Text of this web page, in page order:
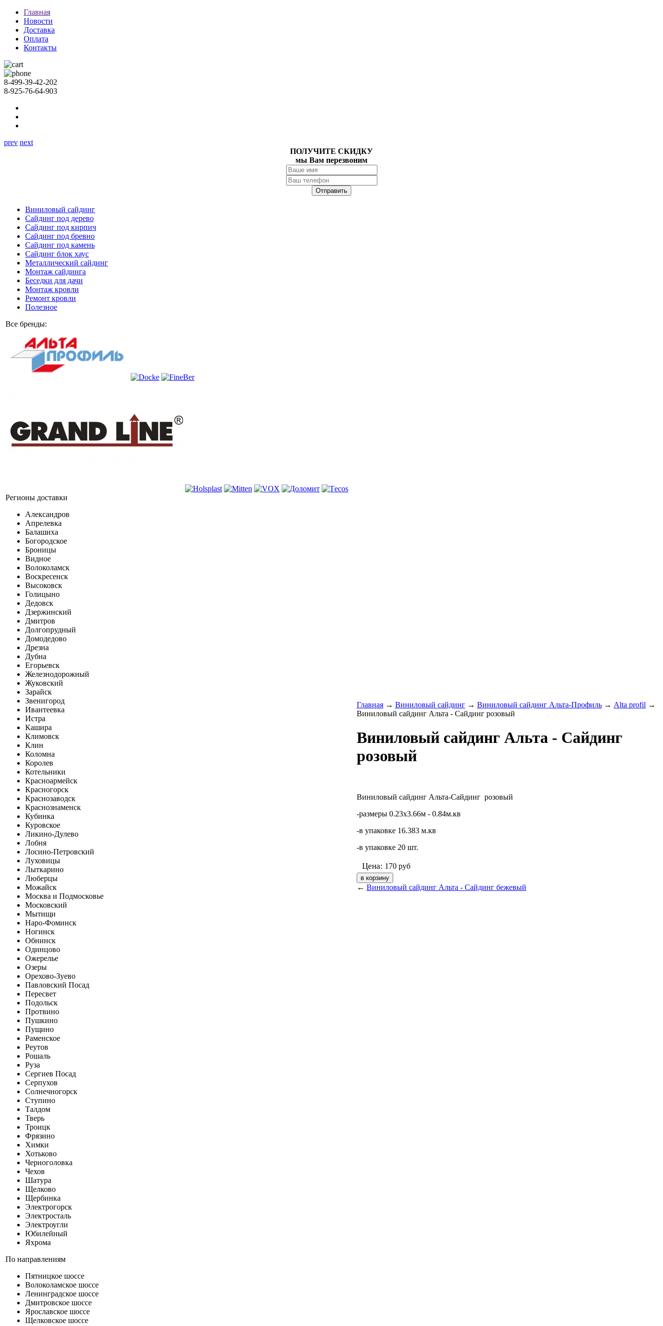
Главная
Новости
Доставка
Оплата
Контакты
8-499-39-42-202
8-925-76-64-903
prev next
ПОЛУЧИТЕ СКИДКУ
мы Вам перезвоним
Виниловый сайдинг
Сайдинг под дерево
Сайдинг под кирпич
Сайдинг под бревно
Сайдинг под камень
Cайдинг блок хаус
Металлический сайдинг
Монтаж сайдинга
Беседки для дачи
Монтаж кровли
Ремонт кровли
Полезное
Все бренды:
Регионы доставки
Александров
Апрелевка
Балашиха
Богородское
Броницы
Видное
Волоколамск
Воскресенск
Высоковск
Голицыно
Дедовск
Дзержинский
Дмитров
Долгопрудный
Домодедово
Дрезна
Дубна
Егорьевск
Железнодорожный
Жуковский
Зарайск
Звенигород
Ивантеевка
Истра
Кашира
Климовск
Клин
Коломна
Королев
Котельники
Красноармейск
Красногорск
Краснозаводск
Краснознаменск
Кубинка
Куровское
Ликино-Дулево
Лобня
Лосино-Петровский
Луховицы
Лыткарино
Люберцы
Можайск
Москва и Подмосковье
Московский
Мытищи
Наро-Фоминск
Ногинск
Обнинск
Одинцово
Ожерелье
Озеры
Орехово-Зуево
Павловский Посад
Пересвет
Подольск
Протвино
Пушкино
Пущино
Раменское
Реутов
Рошаль
Руза
Сергиев Посад
Серпухов
Солнечногорск
Ступино
Талдом
Тверь
Троицк
Фрязино
Химки
Хотьково
Черноголовка
Чехов
Шатура
Щелково
Щербинка
Электрогорск
Электросталь
Электроугли
Юбилейный
Яхрома
По направлениям
Пятницкое шоссе
Волоколамское шоссе
Ленинградское шоссе
Дмитровское шоссе
Ярославское шоссе
Щелковское шоссе
Главная → Виниловый сайдинг → Виниловый сайдинг Альта-Профиль → Alta profil →
Виниловый сайдинг Альта - Сайдинг розовый
Виниловый сайдинг Альта - Сайдинг
розовый
Виниловый сайдинг Альта-Сайдинг розовый
-размеры 0.23х3.66м - 0.84м.кв
-в упаковке 16.383 м.кв
-в упаковке 20 шт.
Цена: 170 руб
← Виниловый сайдинг Альта - Сайдинг бежевый